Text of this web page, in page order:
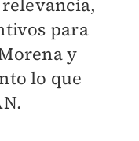
para
y
lo que